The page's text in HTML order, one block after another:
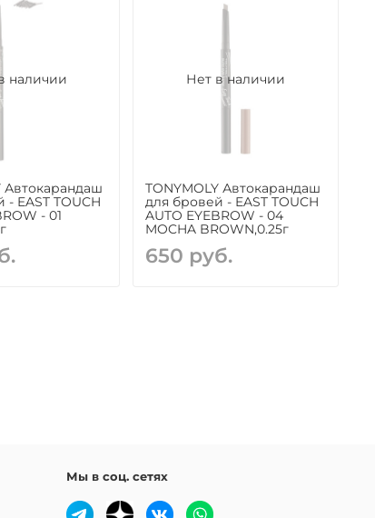
наличии
Автокарандаш
EAST TOUCH
- 01
Нет в наличии
TONYMOLY Автокарандаш
для бровей - EAST TOUCH
AUTO EYEBROW - 04
MOCHA BROWN,0.25г
650 руб.
Мы в соц. сетях